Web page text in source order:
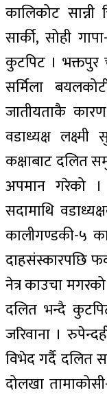
कालिकोट सान्नी
सार्की, सोही
कुटपिट । भक्तपुर
सर्मिला
जातीयताकै
वडाध्यक्ष
कक्षाबाट दलित
अपमान गरेको ।
सदामाथि
कालीगण्डकी-५
दाहसंस्कारपछि
नेत्र काउचा
दलित भन्दै
जरिवाना ।
विभेद गर्दै दलित
दोलखा